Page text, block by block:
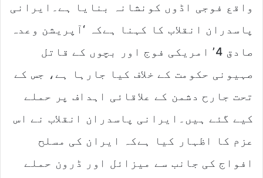
واقع فوجی اڈوں کونشانہ بنایا ہے۔ایرانی
پاسدران انقلاب کا کہنا ہےکہ ‘آپریشن وعدہ
صادق 4’ امریکی فوج اور بچوں کے قاتل
صہیونی حکومت کے خلاف کیا جارہا ہے، جس کے
تحت جارح دشمن کے علاقائی اہداف پر حملے
کیے گئے ہیں۔ایرانی پاسدران انقلاب نے اس
عزم کا اظہار کیا ہےکہ ایران کی مسلح
افواج کی جانب سے میزائل اور ڈرون حملے